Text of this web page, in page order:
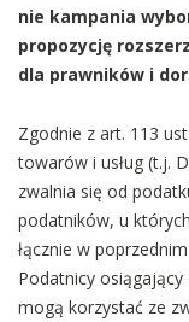
nie kampania
propozycję
dla prawników i
Zgodnie z art. 113
towarów i usług (t.j.
zwalnia się od
podatników, u
łącznie w
Podatnicy
mogą korzystać ze